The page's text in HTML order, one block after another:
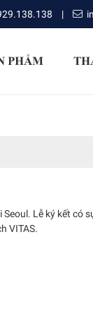
|
PHẨM
Lễ ký kết có
VITAS.